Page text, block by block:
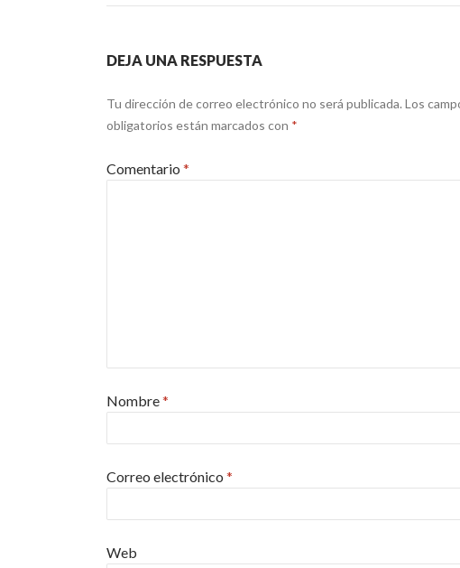
DEJA UNA RESPUESTA
Tu dirección de correo electrónico no será publicada. Los
obligatorios están marcados con *
Comentario *
Nombre*
Correo electrónico *
Web